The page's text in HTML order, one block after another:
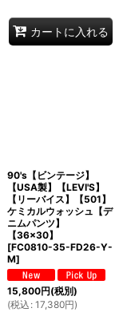
カートに入れる
90's【ビンテージ】
【USA製】【LEVI'S】
【リーバイス】【501】
ケミカルウォッシュ【デ
ニムパンツ】
【36×30】
[FC0810-35-FD26-Y-
M]
15,800円(税別)
(税込 : 17,380円)